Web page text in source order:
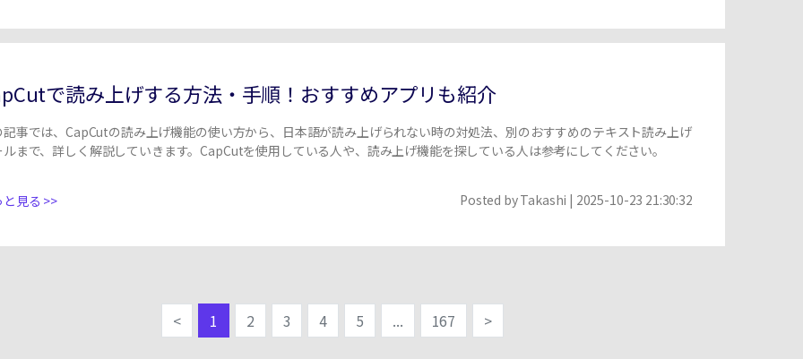
で読み上げする方法・手順！おすすめアプリも紹介
記事では、CapCutの読み上げ機能の使い方から、日本語が読み上げられない時の対処法、別のおすすめのテキスト読み上げ
ルまで、詳しく解説していきます。CapCutを使用している人や、読み上げ機能を探している人は参考にしてください。
と見る >> Posted byTakashi | 2025-10-23 21:30:32
< 1 2 3 4 5 ... 167 >